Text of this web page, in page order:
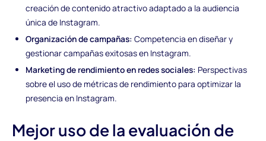
creación de contenido atractivo adaptado a la audiencia
única de Instagram.
Organización de campañas: Competencia en diseñar y
gestionar campañas exitosas en Instagram.
Marketing de rendimiento en redes sociales: Perspectivas
sobre el uso de métricas de rendimiento para optimizar la
presencia en Instagram.
Mejor uso de la evaluación de